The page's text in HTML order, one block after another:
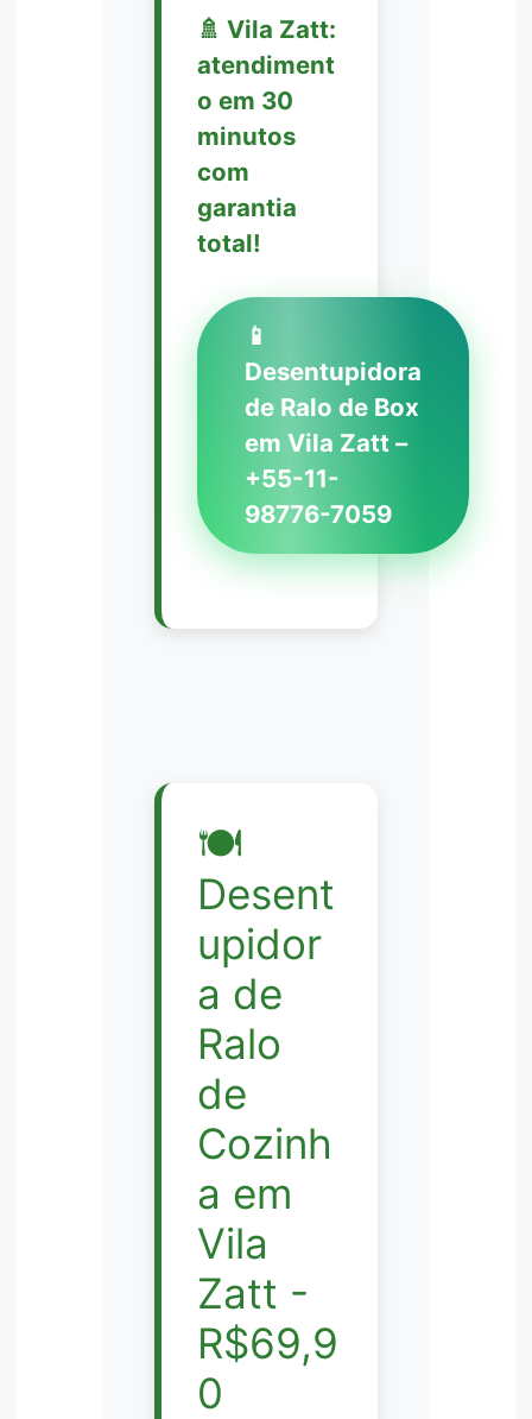
🚿 Vila Zatt:
atendiment
o em 30
minutos
com
garantia
total!
📱
Desentupidora
de Ralo de Box
em Vila Zatt –
+55-11-
98776-7059
🍽️
Desent
upidor
a de
Ralo
de
Cozinh
a em
Vila
Zatt -
R$69,9
0